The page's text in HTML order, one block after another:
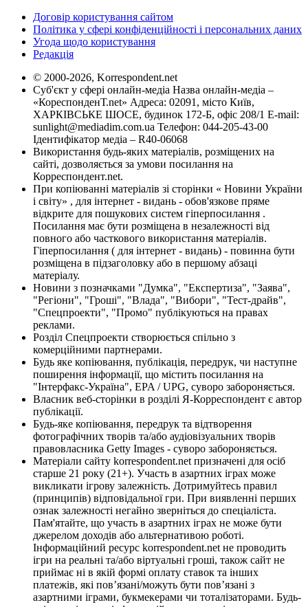
Договір користування сайтом
Політика у сфері конфіденційності і персональних даних
Угода щодо користування
Редакція
© 2000-2026, Korrespondent.net
Суб'єкт у сфері онлайн-медіа Назва онлайн-медіа –
«КореспонденТ.net» Адреса: 02091, місто Київ,
ХАРКІВСЬКЕ ШОСЕ, будинок 172-Б, офіс 208/1 E-mail:
sunlight@mediadim.com.ua Телефон: 044-205-43-00
Ідентифікатор медіа – R40-06068
Використання будь-яких матеріалів, розміщених на
сайті, дозволяється за умови посилання на
Корреспондент.net.
При копіюванні матеріалів зі сторінки « Новини України
і світу» , для інтернет - видань - обов'язкове пряме
відкрите для пошукових систем гіперпосилання .
Посилання має бути розміщена в незалежності від
повного або часткового використання матеріалів.
Гіперпосилання ( для інтернет - видань) - повинна бути
розміщена в підзаголовку або в першому абзаці
матеріалу.
Новини з позначками "Думка", "Експертиза", "Заява",
"Регіони", "Гроші", "Влада", "Вибори", "Тест-драйв",
"Спецпроекти", "Промо" публікуються на правах
реклами.
Розділ Спецпроекти створюється спільно з
комерційними партнерами.
Будь яке копіювання, публікація, передрук, чи наступне
поширення інформації, що містить посилання на
"Інтерфакс-Україна", EPA / UPG, суворо забороняється.
Власник веб-сторінки в розділі Я-Корреспондент є автор
публікації.
Будь-яке копіювання, передрук та відтворення
фотографічних творів та/або аудіовізуальних творів
правовласника Getty Images - суворо забороняється.
Матеріали сайту korrespondent.net призначені для осіб
старше 21 року (21+). Участь в азартних іграх може
викликати ігрову залежність. Дотримуйтесь правил
(принципів) відповідальної гри. При виявленні перших
ознак залежності негайно зверніться до спеціаліста.
Пам'ятайте, що участь в азартних іграх не може бути
джерелом доходів або альтернативою роботі.
Інформаційний ресурс korrespondent.net не проводить
ігри на реальні та/або віртуальні гроші, також сайт не
приймає ні в якій формі оплату ставок та інших
платежів, які пов’язані/можуть бути пов’язані з
азартними іграми, букмекерами чи тоталізаторами. Будь-